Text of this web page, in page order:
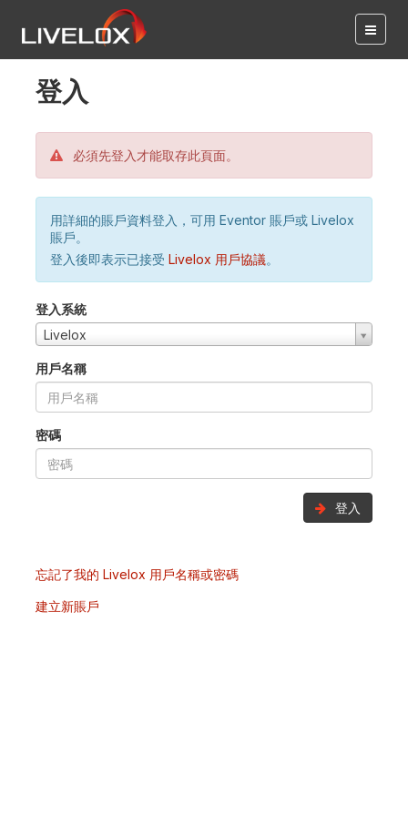
登入
必須先登入才能取存此頁面。
用詳細的賬戶資料登入，可用 Eventor 賬戶或 Livelox
賬戶。
登入後即表示已接受 Livelox 用戶協議。
登入系統
Livelox
用戶名稱
密碼
登入
忘記了我的 Livelox 用戶名稱或密碼
建立新賬戶